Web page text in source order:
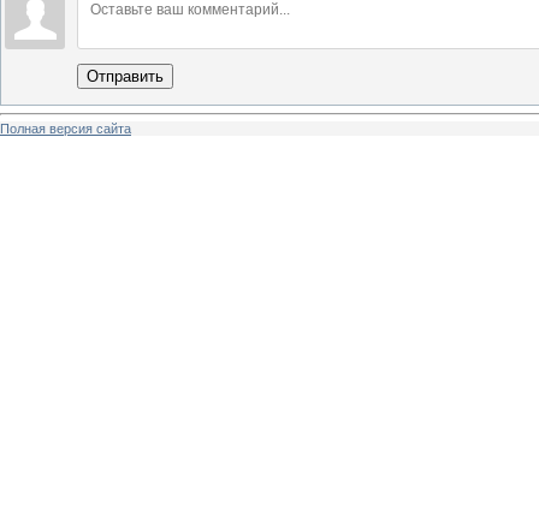
Отправить
Полная версия сайта